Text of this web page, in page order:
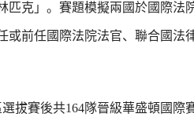
克」。賽題模擬兩國於國際法
前任國際法院法官、聯合國法
拔賽後共164隊晉級華盛頓國際